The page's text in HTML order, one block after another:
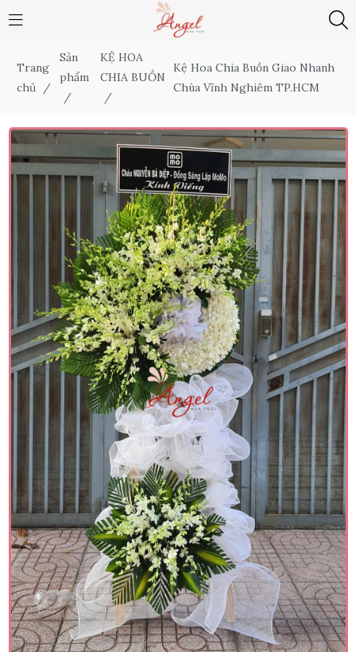
Trang
chủ
/
Sản
phẩm
/
KỆ HOA
CHIA BUỒN
/
Kệ Hoa Chia Buồn Giao Nhanh
Chùa Vĩnh Nghiêm TP.HCM